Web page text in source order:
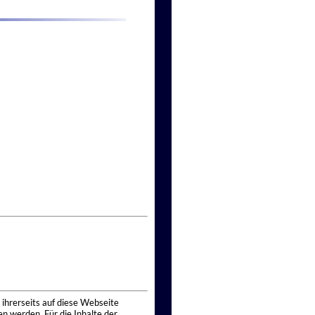
auf diese Webseite